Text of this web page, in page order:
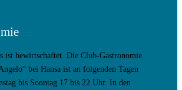
ist bewirtschaftet. Die Club-Gastronomie
bei Hansa ist an folgenden Tagen
bis Sonntag 17 bis 22 Uhr. In den